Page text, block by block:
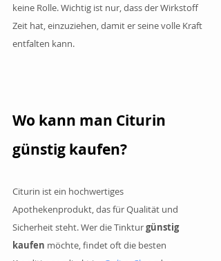
keine Rolle. Wichtig ist nur, dass der Wirkstoff
Zeit hat, einzuziehen, damit er seine volle Kraft
entfalten kann.
Wo kann man Citurin
günstig kaufen?
Citurin ist ein hochwertiges
Apothekenprodukt, das für Qualität und
Sicherheit steht. Wer die Tinktur günstig
kaufen möchte, findet oft die besten